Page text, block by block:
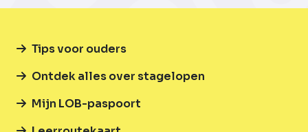
Tips voor ouders
Ontdek alles over stagelopen
Mijn LOB-paspoort